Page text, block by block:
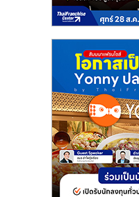
ไชส์
ไชส์
ขาย